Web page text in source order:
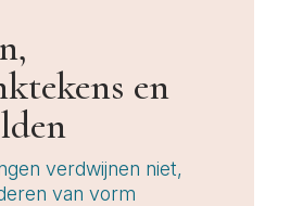
en
verdwijnen niet,
van vorm